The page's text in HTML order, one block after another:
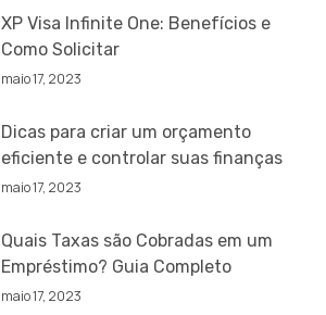
XP Visa Infinite One: Benefícios e
Como Solicitar
maio 17, 2023
Dicas para criar um orçamento
eficiente e controlar suas finanças
maio 17, 2023
Quais Taxas são Cobradas em um
Empréstimo? Guia Completo
maio 17, 2023